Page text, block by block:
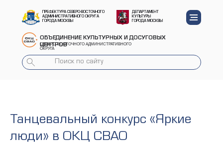
ПРЕФЕКТУРА СЕВЕРО-ВОСТОЧНОГО
АДМИНИСТРАТИВНОГО ОКРУГА
ГОРОДА МОСКВЫ
ДЕПАРТАМЕНТ
КУЛЬТУРЫ
ГОРОДА МОСКВЫ
ОБЪЕДИНЕНИЕ КУЛЬТУРНЫХ И ДОСУГОВЫХ
ЦЕНТРОВ
СЕВЕРО-ВОСТОЧНОГО АДМИНИСТРАТИВНОГО
ОКРУГА
Танцевальный конкурс «Яркие
люди» в ОКЦ СВАО